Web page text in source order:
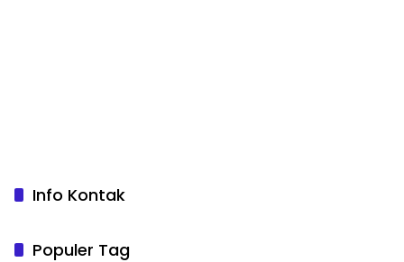
Info Kontak
Populer Tag